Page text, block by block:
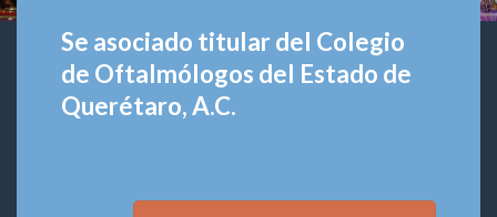
Se asociado titular del Colegio
de Oftalmólogos del Estado de
Querétaro, A.C.